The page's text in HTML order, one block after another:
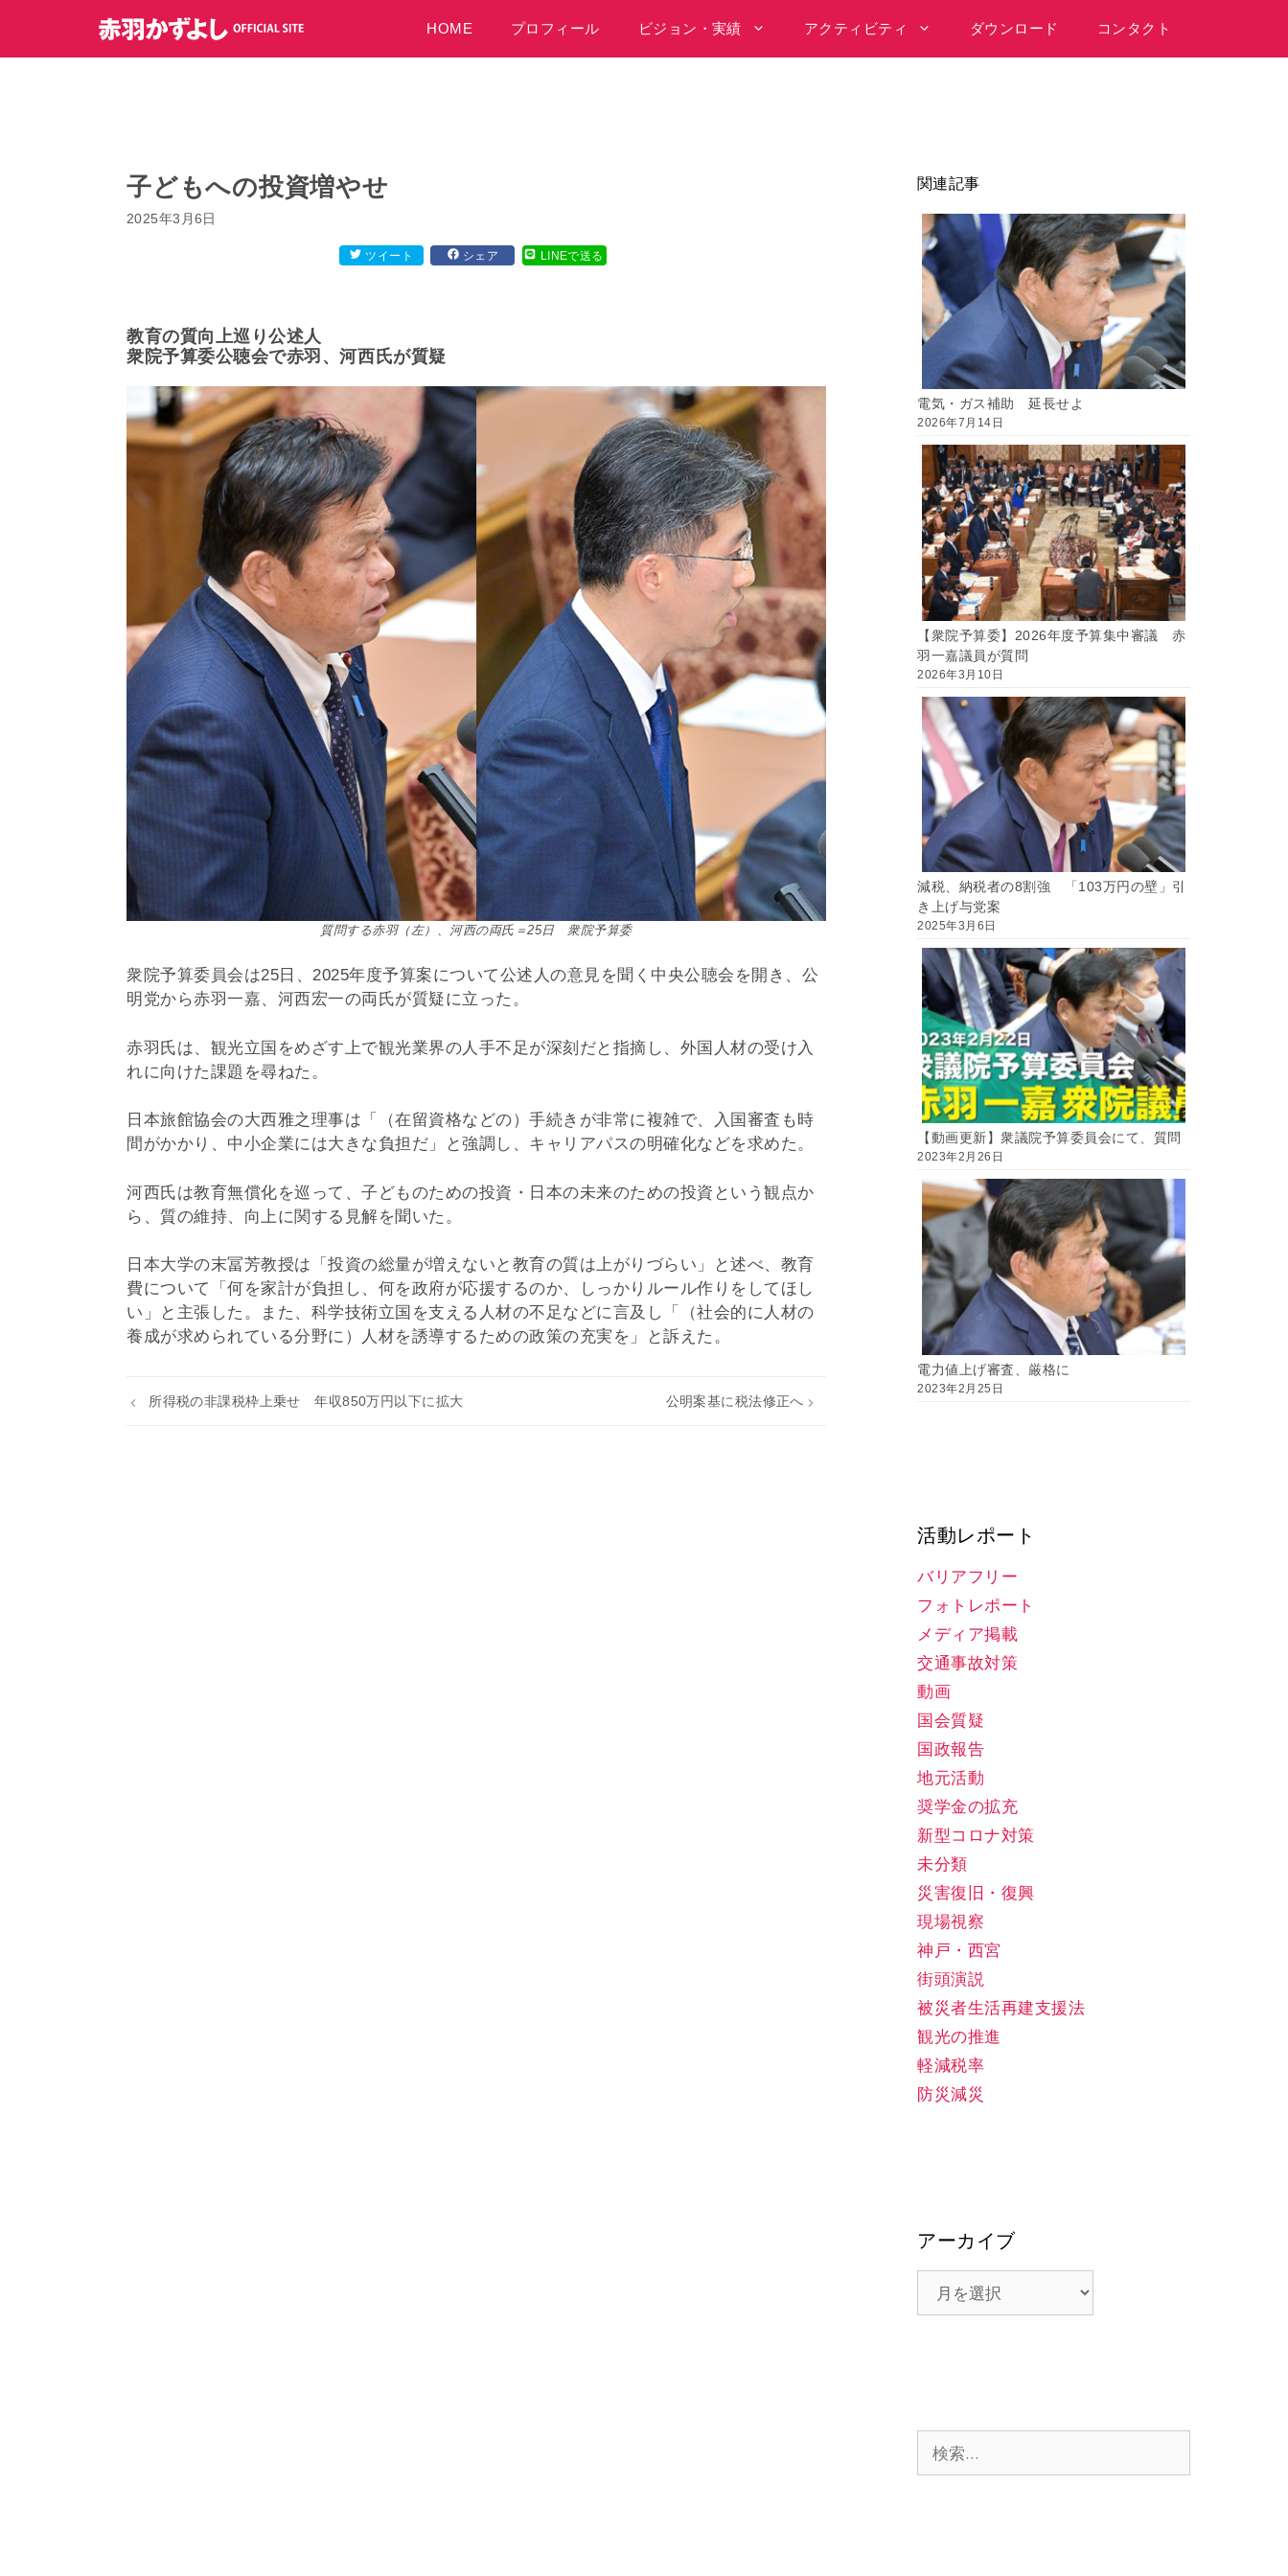
テ
HOME プロフィール ビジョン・実績 アクティビティ ダウンロード コンタクト
子どもへの投資増やせ
2025年3月6日
ツイート シェア LINEで送る
教育の質向上巡り公述人
衆院予算委公聴会で赤羽、河西氏が質疑
質問する赤羽（左）、河西の両氏＝25日 衆院予算委
衆院予算委員会は25日、2025年度予算案について公述人の意見を聞く中央公聴会を開き、公
明党から赤羽一嘉、河西宏一の両氏が質疑に立った。
赤羽氏は、観光立国をめざす上で観光業界の人手不足が深刻だと指摘し、外国人材の受け入
れに向けた課題を尋ねた。
日本旅館協会の大西雅之理事は「（在留資格などの）手続きが非常に複雑で、入国審査も時
間がかかり、中小企業には大きな負担だ」と強調し、キャリアパスの明確化などを求めた。
河西氏は教育無償化を巡って、子どものための投資・日本の未来のための投資という観点か
ら、質の維持、向上に関する見解を聞いた。
日本大学の末冨芳教授は「投資の総量が増えないと教育の質は上がりづらい」と述べ、教育
費について「何を家計が負担し、何を政府が応援するのか、しっかりルール作りをしてほし
い」と主張した。また、科学技術立国を支える人材の不足などに言及し「（社会的に人材の
養成が求められている分野に）人材を誘導するための政策の充実を」と訴えた。
所得税の非課税枠上乗せ 年収850万円以下に拡大 公明案基に税法修正へ
関連記事
電気・ガス補助 延長せよ
2026年7月14日
【衆院予算委】2026年度予算集中審議 赤
羽一嘉議員が質問
2026年3月10日
減税、納税者の8割強 「103万円の壁」引
き上げ与党案
2025年3月6日
【動画更新】衆議院予算委員会にて、質問
2023年2月26日
電力値上げ審査、厳格に
2023年2月25日
活動レポート
バリアフリー
フォトレポート
メディア掲載
交通事故対策
動画
国会質疑
国政報告
地元活動
奨学金の拡充
新型コロナ対策
未分類
災害復旧・復興
現場視察
神戸・西宮
街頭演説
被災者生活再建支援法
観光の推進
軽減税率
防災減災
アーカイブ
索: